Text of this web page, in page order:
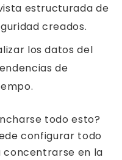
estructurada de
creados.
los datos del
de
todo esto?
configurar todo
concentrarse en la